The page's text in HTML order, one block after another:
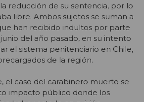
reducción de su sentencia, por lo
libre. Ambos sujetos se suman a
han recibido indultos por parte
del año pasado, en su intento
el sistema penitenciario en Chile,
de la región.
el caso del carabinero muerto se
impacto público donde los